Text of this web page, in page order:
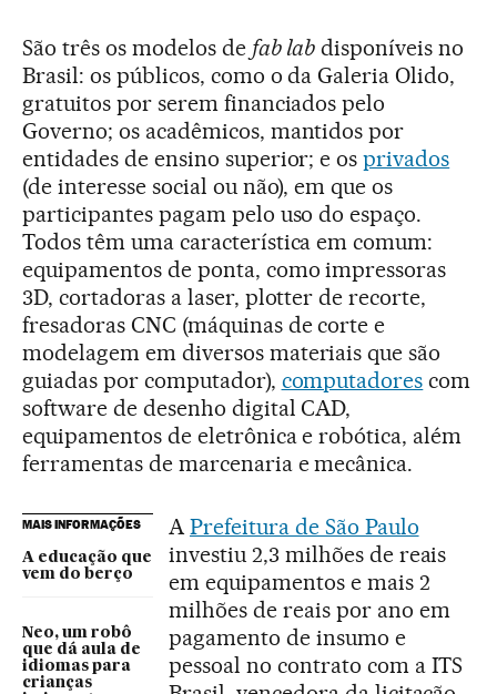
São três os modelos de fab lab disponíveis no
Brasil: os públicos, como o da Galeria Olido,
gratuitos por serem financiados pelo
Governo; os acadêmicos, mantidos por
entidades de ensino superior; e osprivados
(de interesse social ou não), em que os
participantes pagam pelo uso do espaço.
Todos têm uma característica em comum:
equipamentos de ponta, como impressoras
3D, cortadoras a laser, plotter de recorte,
fresadoras CNC (máquinas de corte e
modelagem em diversos materiais que são
guiadas por computador), computadores com
software de desenho digital CAD,
equipamentos de eletrônica e robótica, além
ferramentas de marcenaria e mecânica.
MAIS INFORMAÇÕES
A educação que
vem do berço
Neo, um robô
que dá aula de
idiomas para
crianças
APrefeitura de São Paulo
investiu 2,3 milhões de reais
em equipamentos e mais 2
milhões de reais por ano em
pagamento de insumo e
pessoal no contrato com a ITS